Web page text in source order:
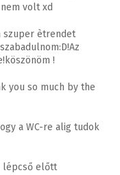
volt xd
szuper ètrendet
!
you so much by the
a WC-re alig tudok
lépcső előtt